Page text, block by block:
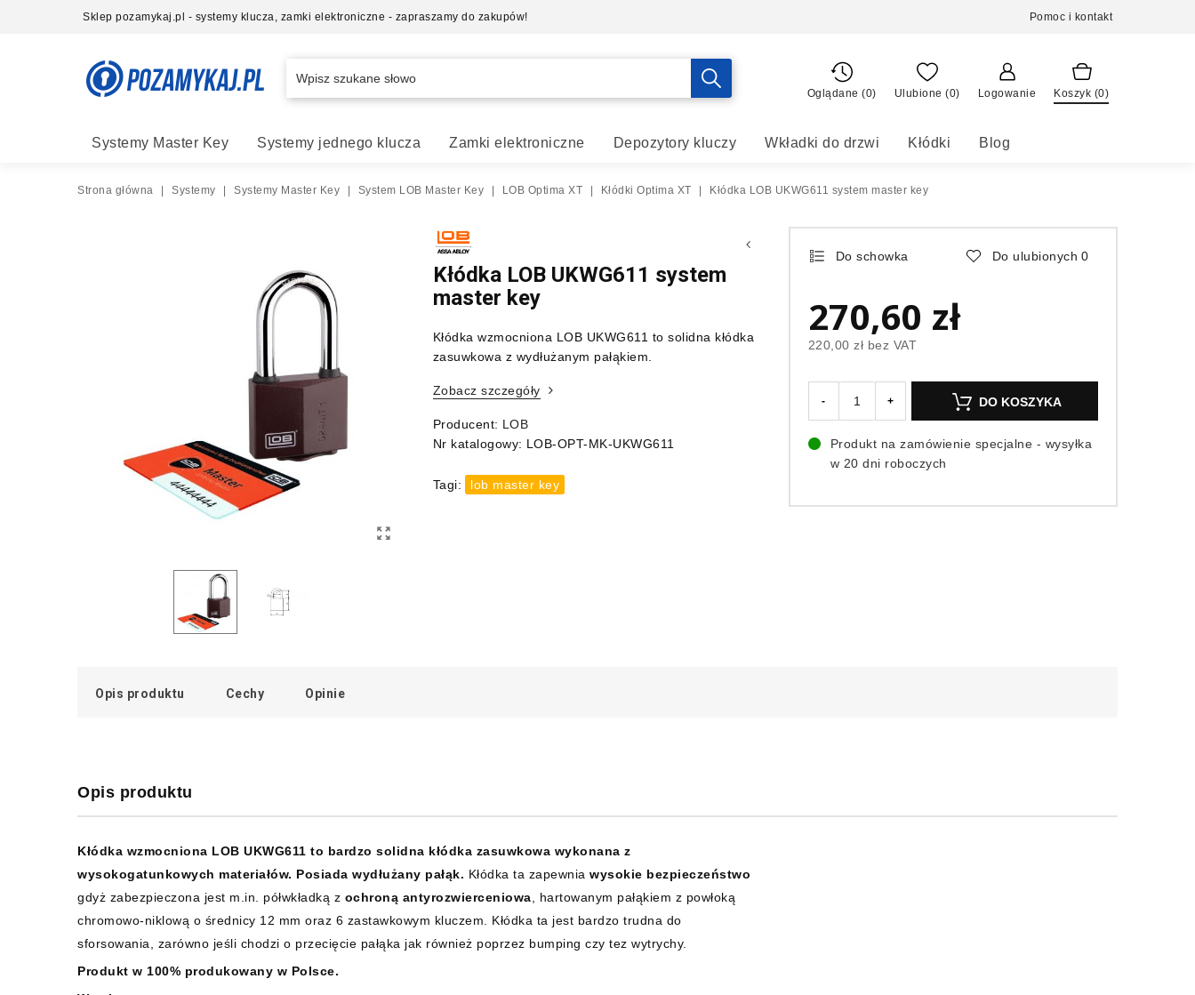
Sklep pozamykaj.pl - systemy klucza, zamki elektroniczne - zapraszamy do zakupów! Pomoc i kontakt
Oglądane (0) Ulubione (0) Logowanie Koszyk (0)
Systemy Master Key Systemy jednego klucza Zamki elektroniczne Depozytory kluczy Wkładki do drzwi Kłódki Blog
Strona główna Systemy Systemy Master Key System LOB Master Key LOB Optima XT Kłódki Optima XT Kłódka LOB UKWG611 system master key
Kłódka LOB UKWG611 system
master key
Kłódka wzmocniona LOB UKWG611 to solidna kłódka
zasuwkowa z wydłużanym pałąkiem.
Zobacz szczegóły
Producent: LOB
Nr katalogowy: LOB-OPT-MK-UKWG611
Tagi: lob master key
Do schowka Do ulubionych 0
270,60 zł
220,00 zł bez VAT
- + DO KOSZYKA
Produkt na zamówienie specjalne - wysyłka
w 20 dni roboczych
Opis produktu Cechy Opinie
Opis produktu
Kłódka wzmocniona LOB UKWG611 to bardzo solidna kłódka zasuwkowa wykonana z
wysokogatunkowych materiałów. Posiada wydłużany pałąk. Kłódka ta zapewnia wysokie bezpieczeństwo
gdyż zabezpieczona jest m.in. półwkładką z ochroną antyrozwierceniowa , hartowanym pałąkiem z powłoką
chromowo-niklową o średnicy 12 mm oraz 6 zastawkowym kluczem. Kłódka ta jest bardzo trudna do
sforsowania, zarówno jeśli chodzi o przecięcie pałąka jak również poprzez bumping czy tez wytrychy.
Produkt w 100% produkowany w Polsce.